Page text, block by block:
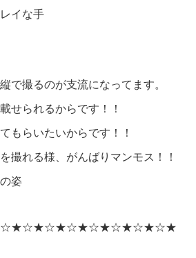
で撮るのが支流になってます。
せられるからです！！
もらいたいからです！！
撮れる様、がんばりマンモス！！